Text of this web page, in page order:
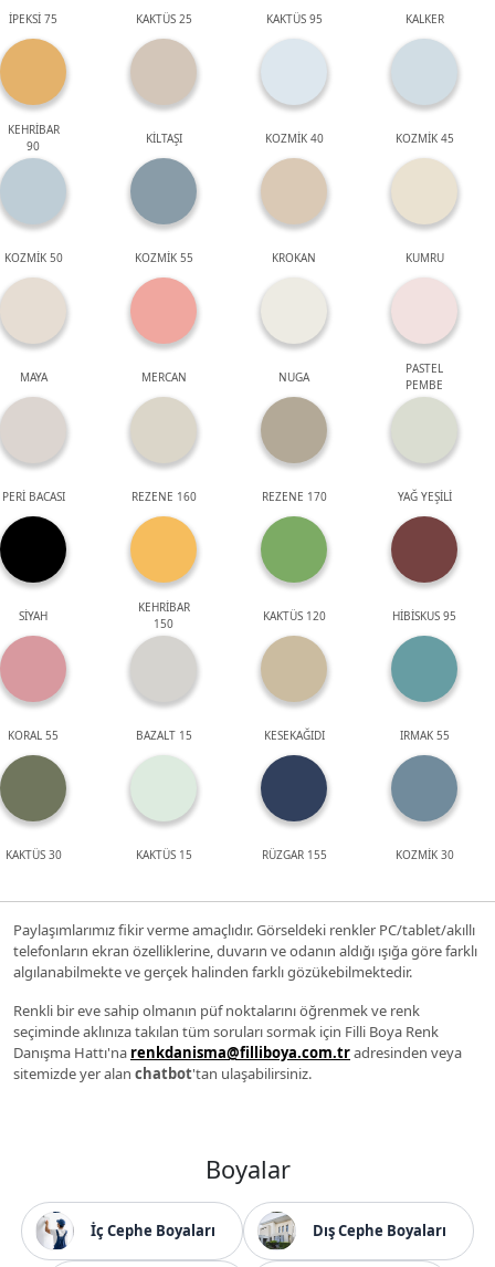
İPEKSİ 75 KAKTÜS 25 KAKTÜS 95 KALKER
KEHRİBAR
90
KİLTAŞI KOZMİK 40 KOZMİK 45
KOZMİK 50 KOZMİK 55 KROKAN KUMRU
MAYA MERCAN NUGA
PASTEL
PEMBE
PERİ BACASI REZENE 160 REZENE 170 YAĞ YEŞİLİ
SİYAH
KEHRİBAR
150
KAKTÜS 120 HİBİSKUS 95
KORAL 55 BAZALT 15 KESEKAĞIDI IRMAK 55
KAKTÜS 30 KAKTÜS 15 RÜZGAR 155 KOZMİK 30
Paylaşımlarımız fikir verme amaçlıdır. Görseldeki renkler PC/tablet/akıllı
telefonların ekran özelliklerine, duvarın ve odanın aldığı ışığa göre farklı
algılanabilmekte ve gerçek halinden farklı gözükebilmektedir.
Renkli bir eve sahip olmanın püf noktalarını öğrenmek ve renk
seçiminde aklınıza takılan tüm soruları sormak için Filli Boya Renk
Danışma Hattı'na renkdanisma@filliboya.com.tradresinden veya
sitemizde yer alan chatbot'tan ulaşabilirsiniz.
Boyalar
İç Cephe Boyaları Dış Cephe Boyaları